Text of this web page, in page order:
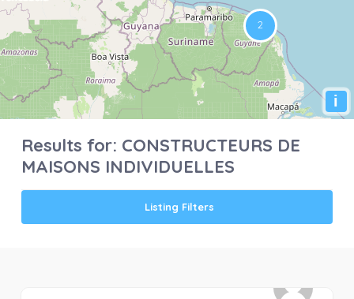
i
Results for: CONSTRUCTEURS DE
MAISONS INDIVIDUELLES
Listing Filters